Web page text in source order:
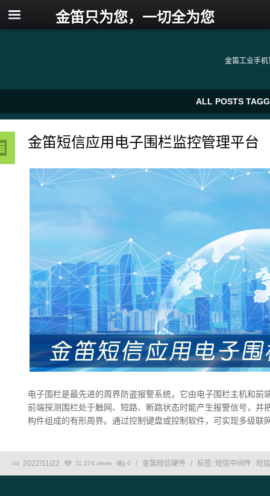
金笛工业手机
金笛只为您，一切全为您
ALL POSTS
金笛短信应用电子围栏监控管理平台
电子围栏是最先进的周界防盗报警系统，它由电子围栏主机和
前端探测围栏处于触网、短路、断路状态时能产生报警信号，
构件组成的有形周界。通过控制键盘或控制软件，可实现多级
2022/11/22 11,274 views 0 / 金笛短信硬件 / 标签: 短信中间件 短